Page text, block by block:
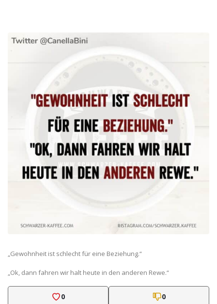
„Gewohnheit ist schlecht für eine Beziehung.“
„Ok, dann fahren wir halt heute in den anderen Rewe.“
0 0